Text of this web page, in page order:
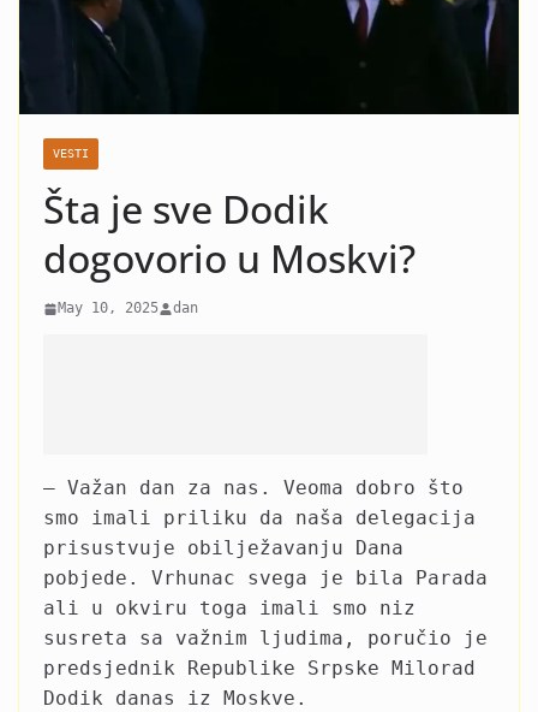
nasilje i krah: Evo koja žena
je razlog kraha braka Čede
VESTI
Šta je sve Dodik
dogovorio u Moskvi?
May 10, 2025 dan
– Važan dan za nas. Veoma dobro što
smo imali priliku da naša delegacija
prisustvuje obilježavanju Dana
pobjede. Vrhunac svega je bila Parada
ali u okviru toga imali smo niz
susreta sa važnim ljudima, poručio je
predsjednik Republike Srpske Milorad
Dodik danas iz Moskve.